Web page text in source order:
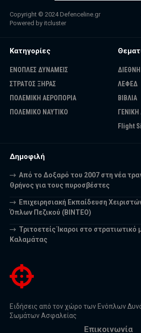
Copyright © 2024 Defenceline.gr All
Powered by itcluster
Κατηγορίες
ΕΝΟΠΛΕΣ ΔΥΝΑΜΕΙΣ
ΣΤΡΑΤΟΣ ΞΗΡΑΣ
ΠΟΛΕΜΙΚΗ ΑΕΡΟΠΟΡΙΑ
ΠΟΛΕΜΙΚΟ ΝΑΥΤΙΚΟ
ΔΙΕΘΝΗ
ΛΕΦΕΔ
ΒΙΒΛΙΑ
Flight
Δημοφιλή
Από το Δοξαρό του 2007 στη νέα
Θρήνος για τους πυροσβέστες
Επιχειρησιακή Εκπαίδευση
Όπλων Πεζικού (ΒΙΝΤΕΟ)
Τριτοετείς Ίκαροι στο στρατιωτικό
Καλαμάτας
Ειδήσεις από τον χώρο των Ενόπλων
Σωμάτων Ασφαλείας
Επικοινωνία